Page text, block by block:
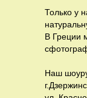
Только у
В Греции
Наш